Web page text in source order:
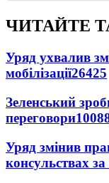
ЧИТАЙТЕ
Уряд ухвалив
мобілізації26425
Зеленський
переговори
Уряд змінив
консульствах